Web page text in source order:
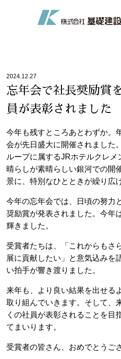
2024.12.27
忘年会で社長奨励賞
員が表彰されました
今年も残すところあとわずか。
会が先日盛大に開催されました
ループに属するJRホテルクレ
晴らしが素晴らしい銀河での開
景に、特別なひとときが繰り広
今年の忘年会では、日頃の努力
奨励賞が発表されました。今年
輝きました。
受賞者たちは、「これからもさ
展に貢献したい」と意気込みを
い拍手が響き渡りました。
来年も、より良い結果を出せる
取り組んでいきます。そして、
くの社員が表彰されることを目
てまいります。
受賞者の皆さん、おめでとうご